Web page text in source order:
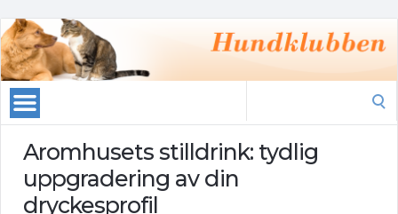
Aromhusets stilldrink: tydlig
uppgradering av din
dryckesprofil